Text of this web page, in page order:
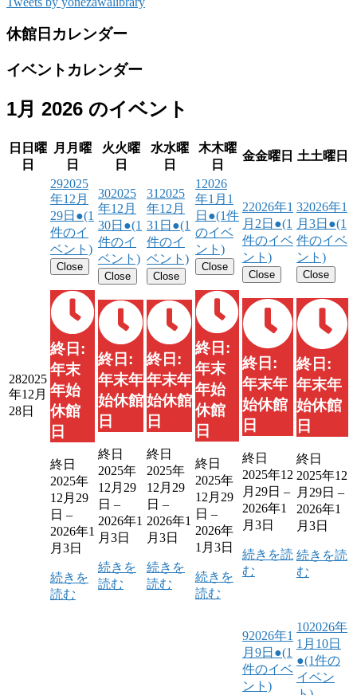
休館日カレンダー
イベントカレンダー
1月 2026 のイベント
日 日曜
日
月 月曜
日
火火曜
日
水水曜
日
木木曜
日
金金曜日 土土曜日
282025
年12月
28日
292025
年12月
29日 ●(1
件のイ
ベント)
Close
終日:
年末
年始
休館
日
終日
2025年
12月29
日 –
2026年1
月3日
続きを
読む
302025
年12月
30日 ●(1
件のイ
ベント)
Close
終日:
年末年
始休館
日
終日
2025年
12月29
日 –
2026年1
月3日
続きを
読む
31 2025
年12月
31日 ●(1
件のイ
ベント)
Close
終日:
年末年
始休館
日
終日
2025年
12月29
日 –
2026年1
月3日
続きを
読む
1 2026
年1月1
日 ●(1件
のイベ
ント)
Close
終日:
年末
年始
休館
日
終日
2025年
12月29
日 –
2026年
1月3日
続きを
読む
22026年1
月2日 ●(1
件のイベ
ント)
Close
終日:
年末年
始休館
日
終日
2025年12
月29日 –
2026年1
月3日
続きを読
む
32026年1
月3日 ●(1
件のイベ
ント)
Close
終日:
年末年
始休館
日
終日
2025年12
月29日 –
2026年1
月3日
続きを読
む
92026年1
月9日 ●(1
件のイベ
ント)
102026年
1月10日
●(1件の
イベン